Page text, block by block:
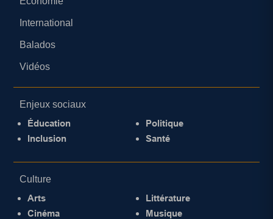
International
Balados
Vidéos
Enjeux sociaux
Éducation
Inclusion
Politique
Santé
Culture
Arts
Cinéma
Littérature
Musique